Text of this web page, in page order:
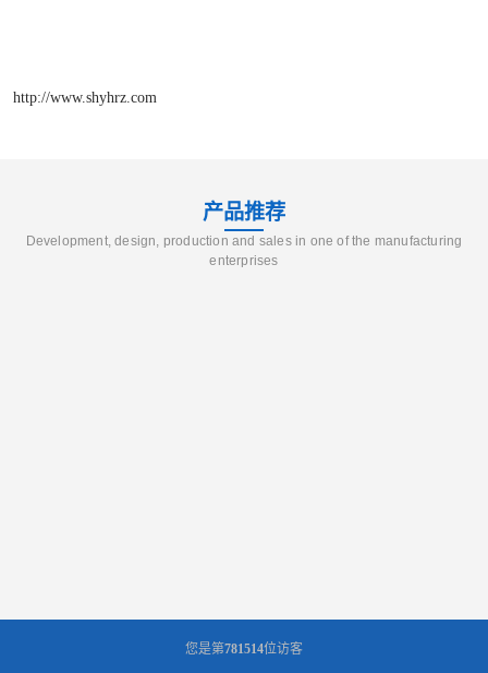
http://www.shyhrz.com
产品推荐
Development, design, production and sales in one of the manufacturing
enterprises
您是第781514位访客